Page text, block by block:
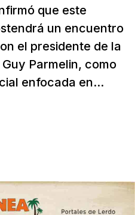
que este
un encuentro
el presidente de la
Parmelin, como
enfocada en...